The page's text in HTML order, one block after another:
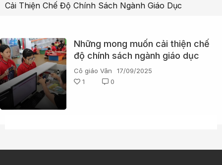
Cải Thiện Chế Độ Chính Sách Ngành Giáo Dục
Những mong muốn cải thiện chế
độ chính sách ngành giáo dục
triển khai ngay trong năm 2025
Cô giáo Vân
17/09/2025
1
0